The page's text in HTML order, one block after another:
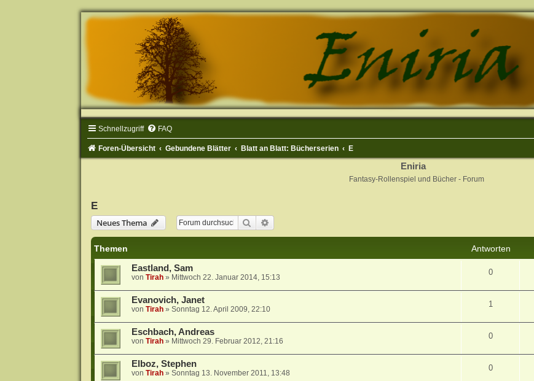
Schnellzugriff FAQ
Foren-Übersicht Gebundene Blätter Blatt an Blatt: Bücherserien E
Eniria
Fantasy-Rollenspiel und Bücher - Forum
E
Neues Thema
Suche
Themen Antworten
Eastland, Sam
von Tirah» Mittwoch 22. Januar 2014, 15:13
0
Evanovich, Janet
von Tirah» Sonntag 12. April 2009, 22:10
1
Eschbach, Andreas
von Tirah» Mittwoch 29. Februar 2012, 21:16
0
Elboz, Stephen
von Tirah» Sonntag 13. November 2011, 13:48
0